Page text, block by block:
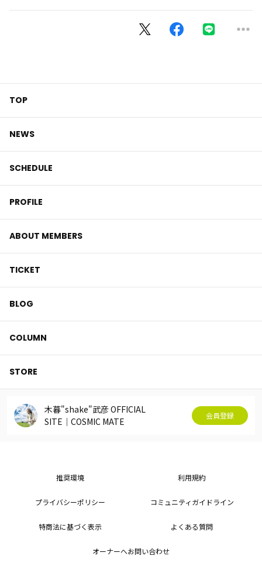
TOP
NEWS
SCHEDULE
PROFILE
ABOUT MEMBERS
TICKET
BLOG
COLUMN
STORE
木暮"shake"武彦 OFFICIAL
SITE│COSMIC MATE
会員登録
推奨環境 利用規約
プライバシーポリシー コミュニティガイドライン
特商法に基づく表示 よくある質問
オーナーへお問い合わせ